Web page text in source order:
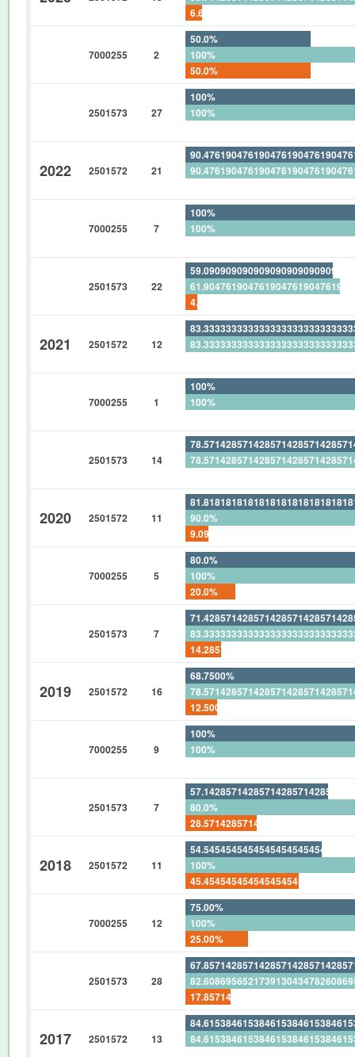
7000255 2
50.0%
100%
50.0%
2501573 27
100%
100%
2022 2501572 21
7000255 7
100%
100%
2501573 22
2021 2501572 12
7000255 1
100%
100%
2501573 14
2020 2501572 11
90.0%
7000255 5
80.0%
100%
20.0%
2501573 7
2019 2501572 16
68.7500%
12.500%
7000255 9
100%
100%
2501573 7
80.0%
2018 2501572 11
100%
7000255 12
75.00%
100%
25.00%
2501573 28
2017 2501572 13